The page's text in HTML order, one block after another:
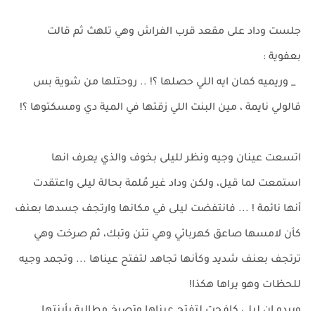
جلست وداد على مقعد قرب الفراش وهي تلهث ثم قالت
بعفوية :
_ وريميه كمان ايه اللي حصلها ؟! .. روحتلها من شوية بس
قالولي نايمة ، مين البنت اللي زقتها في المية دي ومسكتوها ؟!
اتسعت عينان وجيه ونظر لليلى بخوف والذي يعرف انها
استمعت لما قيل، ولكن وداد غير مُلمة بحالة ليلى واعتقدت
أنها نائمة ! ... فانتفضت ليلى في مكانها وارتجف جسدها بعنف
كأن لامسها صاعق كهربائي وهي تئن وتبك، ثم صرخت وهي
ترتجف بعنف شديد وكأنها تجاهد لتفتح عيناها ... وتجمد وجيه
للحظات وهو يراها هكذا!